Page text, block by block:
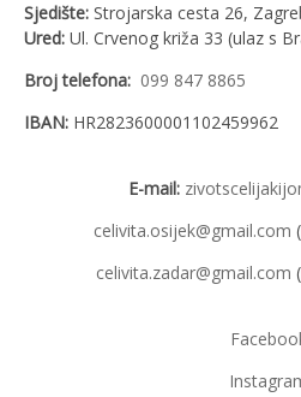
Sjedište: Strojarska cesta 26,
Ured: Ul. Crvenog križa 33 (ulaz s
Broj telefona: 099 847 8865
IBAN: HR2823600001102459962
E-mail:
celivita.osijek@gmail.com
celivita.zadar@gmail.com